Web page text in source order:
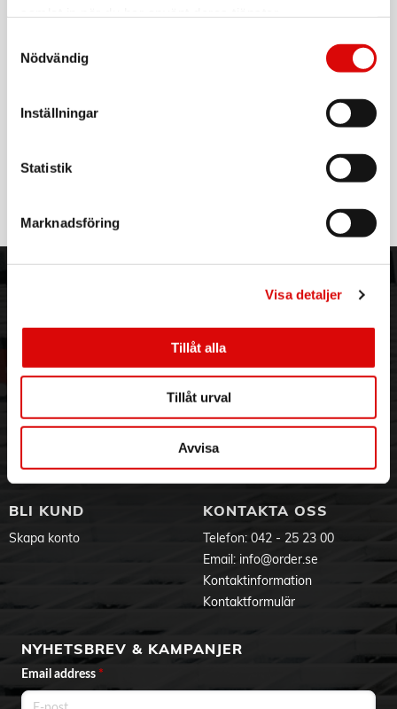
Nödvändig
Inställningar
Statistik
Marknadsföring
Visa detaljer
Tillåt alla
Tillåt urval
Avvisa
Isolering med dubbelvägg som håller dryckerna kalla eller
BPA-fria delar. Ergonomiskt grepp.
Läs mer
Hållbarhet
Jobba hos oss
Varumärken
KUNDTJÄNST
Service & Support
Ansökan om RMA
Godsefterlysning & Felleverans
Integritetspolicy
Om cookies
BLI KUND
Skapa konto
KONTAKTA OSS
Telefon: 042 - 25 23 00
Email: info@order.se
Kontaktinformation
Kontaktformulär
NYHETSBREV & KAMPANJER
Email address *